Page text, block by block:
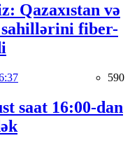
Qazaxıstan və
fiber-
590
saat 16:00-dan